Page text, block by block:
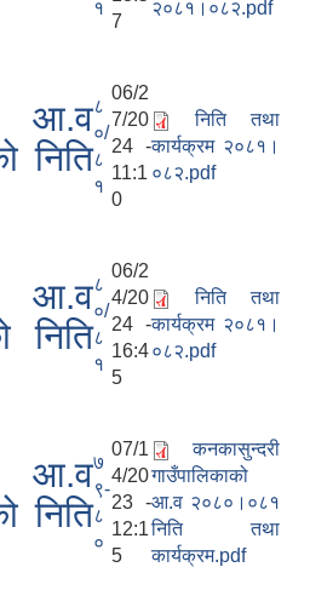
१
7
२०८१।०८२.pdf
आ.व
निति
८
०/
८
१
06/2
7/20
24 -
11:1
0
निति तथा
कार्यक्रम २०८१।
०८२.pdf
आ.व
निति
८
०/
८
१
06/2
4/20
24 -
16:4
5
निति तथा
कार्यक्रम २०८१।
०८२.pdf
आ.व
निति
७
९-
८
०
07/1
4/20
23 -
12:1
5
कनकासुन्दरी
गाउँपालिकाको
आ.व २०८०।०८१
निति तथा
कार्यक्रम.pdf